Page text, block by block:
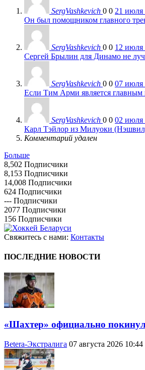
SergVashkevich 0 0 21 июля
Он был помощником главного
SergVashkevich 0 0 12 июля
Сергей Брылин для Динамо не
SergVashkevich 0 0 07 июля
Если Тим Арми является главным
SergVashkevich 0 0 02 июля
Карл Тэйлор из Милуоки
Комментарий удален
Больше
8,502 Подписчики
8,153 Подписчики
14,008 Подписчики
624 Подписчики
--- Подписчики
2077 Подписчики
156 Подписчики
Свяжитесь с нами: Контакты
ПОСЛЕДНИЕ НОВОСТИ
«Шахтер» официально
Betera-Экстралига 07 августа 2026 10:44